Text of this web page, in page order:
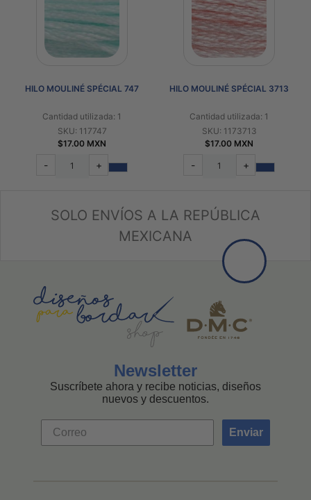
HILO MOULINÉ SPÉCIAL 747
Cantidad utilizada: 1
SKU: 117747
$17.00 MXN
- +
HILO MOULINÉ SPÉCIAL 3713
Cantidad utilizada: 1
SKU: 1173713
$17.00 MXN
- +
SOLO ENVÍOS A LA REPÚBLICA
MEXICANA
Newsletter
Suscríbete ahora y recibe noticias, diseños
nuevos y descuentos.
Enviar